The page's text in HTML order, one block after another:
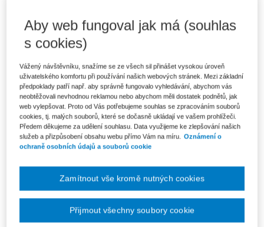
2 665 Kč
Balíček - Tištěná kniha + E-kniha
Smarteca
Skladem- expedice do 2 pracovních dnů
Upozorňujeme, že v období od 1.8. do 21.8. z technických
důvodů nemůžeme vystavovat daňové doklady. Budou vám
zaslány dodatečně e-mailem.
ks Vložit do košíku
Ke stažení
Transferove ceny - OBSAH
Aby web fungoval jak má (souhlas
s cookies)
Vážený návštěvníku, snažíme se ze všech sil přinášet vysokou úroveň
uživatelského komfortu při používání našich webových stránek. Mezi základní
předpoklady patří např. aby správně fungovalo vyhledávání, abychom vás
neobtěžovali nevhodnou reklamou nebo abychom měli dostatek podnětů, jak
web vylepšovat. Proto od Vás potřebujeme souhlas se zpracováním souborů
cookies, tj. malých souborů, které se dočasně ukládají ve vašem prohlížeči.
Předem děkujeme za udělení souhlasu. Data využijeme ke zlepšování našich
služeb a přizpůsobení obsahu webu přímo Vám na míru.
Oznámení o
ochraně osobních údajů a souborů cookie
Zamítnout vše kromě nutných cookies
Přijmout všechny soubory cookie